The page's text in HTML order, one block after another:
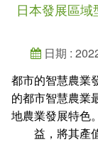
日本發展區
日期 :
都市的智慧農業
的都市智慧農業
地農業發展特色
益，將其產